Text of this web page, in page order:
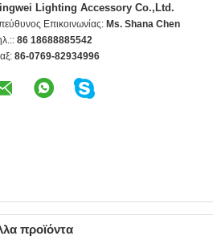
Lighting Accessory Co.,Ltd.
Επικοινωνίας: Ms. Shana Chen
86 18688885542
86-0769-82934996
προϊόντα